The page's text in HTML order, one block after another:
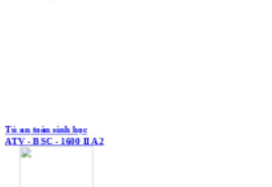
Tủ an toàn sinh học
ATV - BSC - 1600 II A2